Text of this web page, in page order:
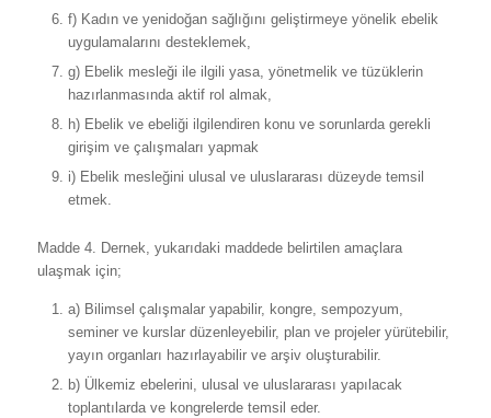
f) Kadın ve yenidoğan sağlığını geliştirmeye yönelik ebelik
uygulamalarını desteklemek,
g) Ebelik mesleği ile ilgili yasa, yönetmelik ve tüzüklerin
hazırlanmasında aktif rol almak,
h) Ebelik ve ebeliği ilgilendiren konu ve sorunlarda gerekli
girişim ve çalışmaları yapmak
i) Ebelik mesleğini ulusal ve uluslararası düzeyde temsil
etmek.
Madde 4. Dernek, yukarıdaki maddede belirtilen amaçlara
ulaşmak için;
a) Bilimsel çalışmalar yapabilir, kongre, sempozyum,
seminer ve kurslar düzenleyebilir, plan ve projeler yürütebilir,
yayın organları hazırlayabilir ve arşiv oluşturabilir.
b) Ülkemiz ebelerini, ulusal ve uluslararası yapılacak
toplantılarda ve kongrelerde temsil eder.